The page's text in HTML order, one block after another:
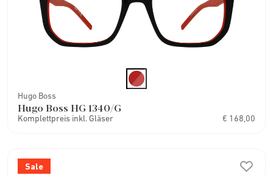
Hugo Boss
Hugo Boss HG 1340/G
Komplettpreis inkl. Gläser € 168,00
Sale